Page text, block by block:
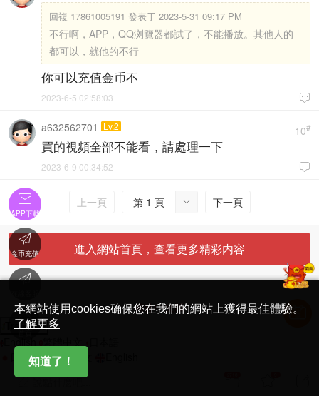
回複 17861005191 發表于 2023-5-31 09:17 PM
不行啊，APP，QQ浏覽器都試了，不能播放。其他人的
都可以，就他的不行
你可以充值金币不

2023-6-5 02:58:03
10#
a632562701 Lv.2
買的視頻全部不能看，請處理一下

2023-6-9 00:34:52
上一頁 
第 1 頁 下一頁
進入網站首頁，查看更多精彩内容
'
简体中文版
Translate
日本語
繁體中文
本網站使用cookies确保您在我們的網站上獲得最佳體驗。
了解更多
知道了！

APP下載

金币充值


說點什麽吧...